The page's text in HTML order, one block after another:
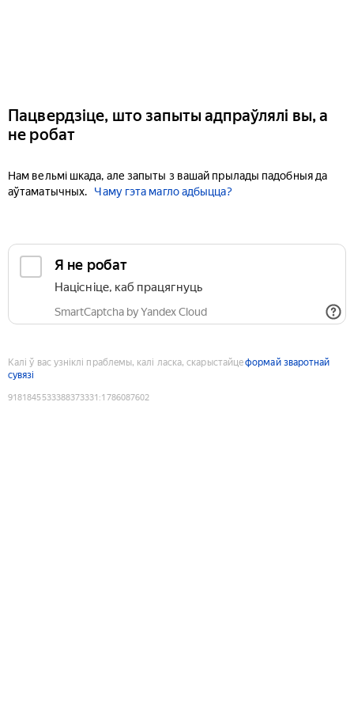
Пацвердзіце, што запыты адпраўлялі вы, а
не робат
Нам вельмі шкада, але запыты з вашай прылады падобныя да
аўтаматычных.
Чаму гэта магло адбыцца?
Я не робат
Націсніце, каб працягнуць
SmartCaptcha by Yandex Cloud
Калі ў вас узніклі праблемы, калі ласка, скарыстайцеформай зваротнай
сувязі
9181845533388373331 :1786087602